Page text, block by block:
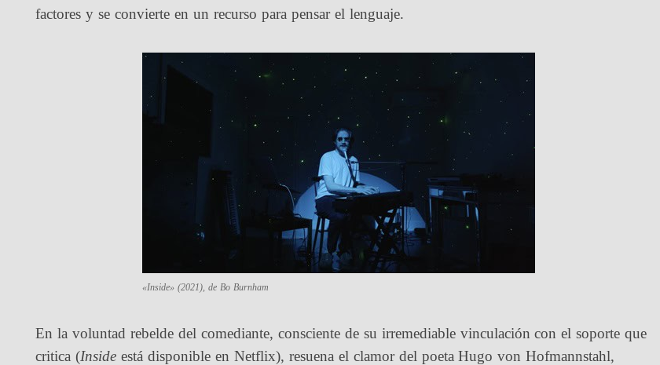
factores y se convierte en un recurso para pensar el lenguaje.
«Inside» (2021), de Bo Burnham
En la voluntad rebelde del comediante, consciente de su irremediable vinculación con el soporte que
critica (Inside está disponible en Netflix), resuena el clamor del poeta Hugo von Hofmannstahl,